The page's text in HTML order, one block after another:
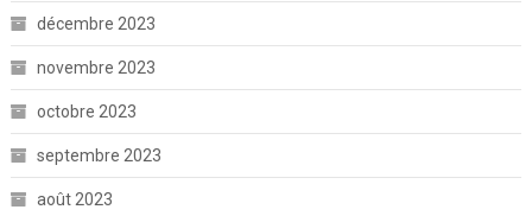
décembre 2023
novembre 2023
octobre 2023
septembre 2023
août 2023